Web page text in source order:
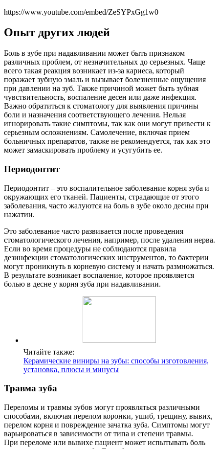
https://www.youtube.com/embed/ZeSYPxGg1w0
Опыт других людей
Боль в зубе при надавливании может быть признаком
различных проблем, от незначительных до серьезных. Чаще
всего такая реакция возникает из-за кариеса, который
поражает зубную эмаль и вызывает болезненные ощущения
при давлении на зуб. Также причиной может быть зубная
чувствительность, воспаление десен или даже инфекция.
Важно обратиться к стоматологу для выявления причины
боли и назначения соответствующего лечения. Нельзя
игнорировать такие симптомы, так как они могут привести к
серьезным осложнениям. Самолечение, включая прием
больничных препаратов, также не рекомендуется, так как это
может замаскировать проблему и усугубить ее.
Периодонтит
Периодонтит – это воспалительное заболевание корня зуба и
окружающих его тканей. Пациенты, страдающие от этого
заболевания, часто жалуются на боль в зубе около десны при
нажатии.
Это заболевание часто развивается после проведения
стоматологического лечения, например, после удаления нерва.
Если во время процедуры не соблюдаются правила
дезинфекции стоматологических инструментов, то бактерии
могут проникнуть в корневую систему и начать размножаться.
В результате возникает воспаление, которое проявляется
болью в десне у корня зуба при надавливании.
Читайте также:
Керамические виниры на зубы: способы изготовления,
установка, плюсы и минусы
Травма зуба
Переломы и травмы зубов могут проявляться различными
способами, включая перелом коронки, ушиб, трещину, вывих,
перелом корня и повреждение зачатка зуба. Симптомы могут
варьироваться в зависимости от типа и степени травмы.
При переломе или вывихе пациент может испытывать боль